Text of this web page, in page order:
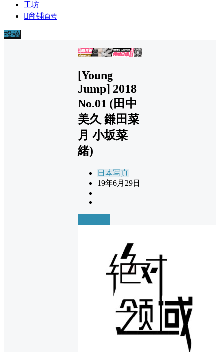
工坊
商铺自营
投稿
广告
[Young
Jump] 2018
No.01 (田中
美久 鎌田菜
月 小坂菜
緒)
日本写真
19年6月29日